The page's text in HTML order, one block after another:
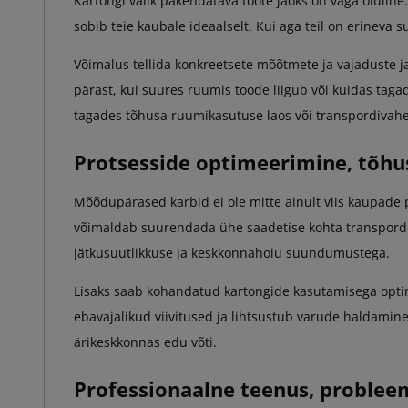
sobib teie kaubale ideaalselt. Kui aga teil on erineva
Võimalus tellida konkreetsete mõõtmete ja vajaduste
pärast, kui suures ruumis toode liigub või kuidas
tagades tõhusa ruumikasutuse laos või
Protsesside optimeerimine,
Mõõdupärased karbid ei ole mitte ainult viis
võimaldab suurendada ühe saadetise kohta
jätkusuutlikkuse ja keskkonnahoiu suundumustega.
Lisaks saab kohandatud kartongide kasutamisega
ebavajalikud viivitused ja lihtsustub varude
ärikeskkonnas edu võti.
Professionaalne teenus,